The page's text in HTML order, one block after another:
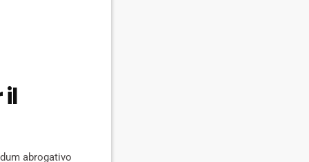
il
abrogativo